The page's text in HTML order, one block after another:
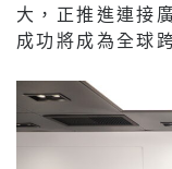
大，正推進連接
成功將成為全球